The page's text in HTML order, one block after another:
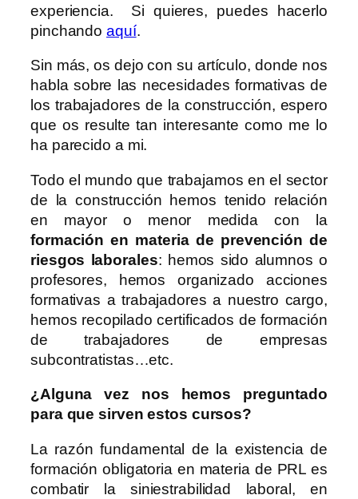
experiencia. Si quieres, puedes hacerlo
pinchandoaquí.
Sin más, os dejo con su artículo, donde nos
habla sobre las necesidades formativas de
los trabajadores de la construcción, espero
que os resulte tan interesante como me lo
ha parecido a mi.
Todo el mundo que trabajamos en el sector
de la construcción hemos tenido relación
en mayor o menor medida con la
formación en materia de prevención de
riesgos laborales: hemos sido alumnos o
profesores, hemos organizado acciones
formativas a trabajadores a nuestro cargo,
hemos recopilado certificados de formación
de trabajadores de empresas
subcontratistas…etc.
¿Alguna vez nos hemos preguntado
para que sirven estos cursos?
La razón fundamental de la existencia de
formación obligatoria en materia de PRL es
combatir la siniestrabilidad laboral, en